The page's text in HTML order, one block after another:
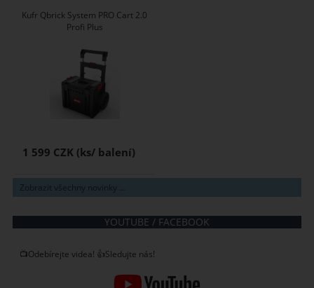
Kufr Qbrick System PRO Cart 2.0
Profi Plus
1 599 CZK
Zobrazit všechny novinky ...
YOUTUBE / FACEBOOK
📺Odebírejte videa! 👍Sledujte nás!